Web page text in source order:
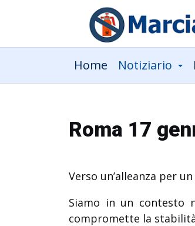
Home Notiziario
Roma 17
Verso un’alleanza per
Siamo in un contesto
compromette la